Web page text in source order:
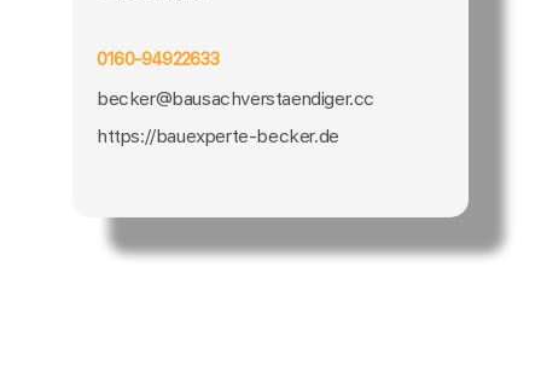
0160-94922633
becker@bausachverstaendiger.cc
https://bauexperte-becker.de